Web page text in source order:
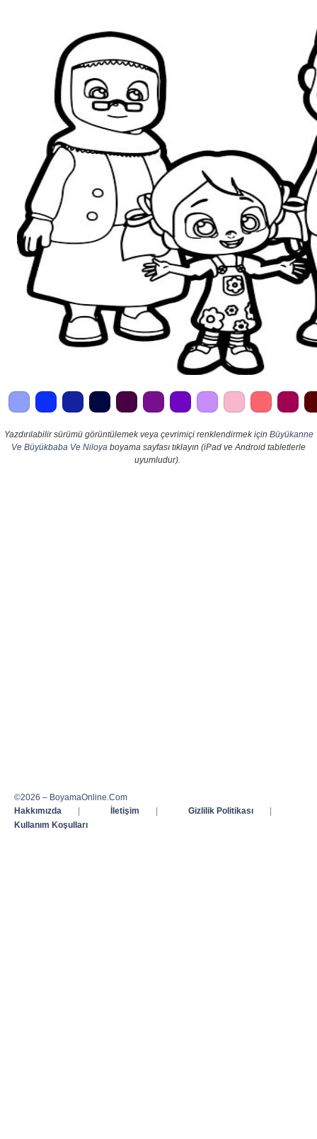
Yazdırılabilir sürümü görüntülemek veya çevrimiçi renklendirmek için Büyükanne
Ve Büyükbaba Ve Niloya boyama sayfası tıklayın (iPad ve Android tabletlerle
uyumludur).
©2026 – BoyamaOnline.Com
Hakkımızda
| İletişim | Gizlilik Politikası
|
Kullanım Koşulları